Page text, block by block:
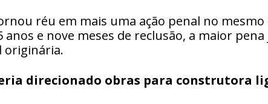
réu em mais uma ação penal no mesmo
e nove meses de reclusão, a maior pena
originária.
direcionado obras para construtora